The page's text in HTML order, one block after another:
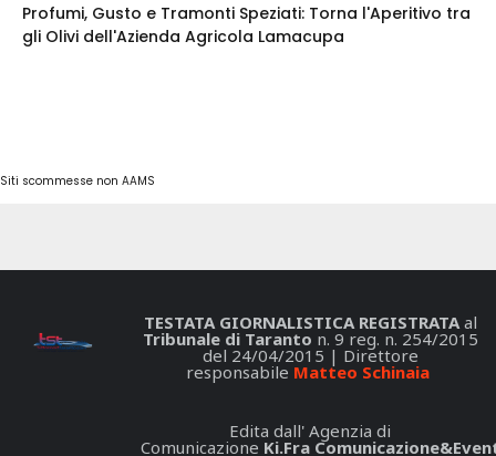
Profumi, Gusto e Tramonti Speziati: Torna l'Aperitivo tra
gli Olivi dell'Azienda Agricola Lamacupa
Siti scommesse non AAMS
TESTATA GIORNALISTICA REGISTRATAal
Tribunale di Taranto n. 9 reg. n. 254/2015
del 24/04/2015 | Direttore
responsabile Matteo Schinaia
Edita dall' Agenzia di
Comunicazione Ki.Fra